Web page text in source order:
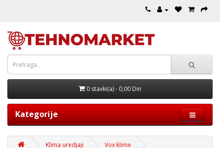
0 stavki(a) - 0,00 Din
Kategorije
Klima uredjaji
Vox klime